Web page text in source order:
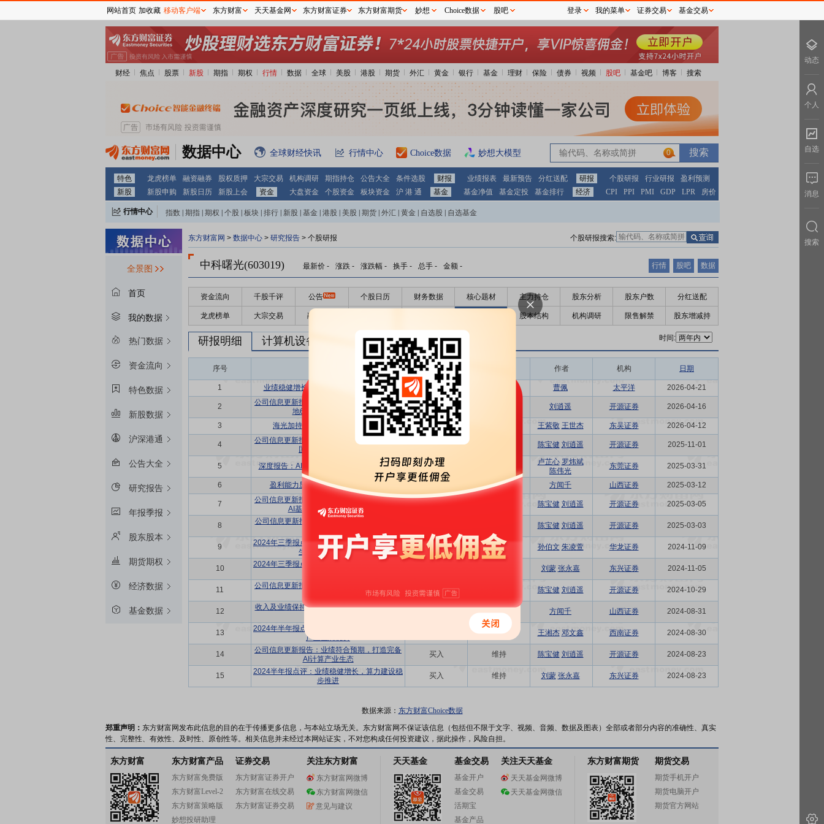
财经 焦点 股票 新股 期指 期权 行情 数据 全球 美股 港股 期货 外汇 黄金 银行 基金 理财 保险 债券 视频 股吧 基金吧 博客 搜索
数据中心 全球财经快讯 行情中心 Choice数据 妙想大模型 0
特色 龙虎榜单 融资融券 股权质押 大宗交易 机构调研 期指持仓 公告大全 条件选股 财报 业绩报表 最新预告 分红送配 研报 个股研报 行业研报
盈利预测
新股
新股申购 新股日历 新股上会 资金 大盘资金 个股资金 板块资金 沪 港 通 基金 基金净值 基金定投 基金排行 经济 CPI PPI PMI GDP LPR 房价
行情中心 指数 期指 期权 个股 板块 排行 新股 基金 港股 美股 期货 外汇 黄金 自选股 自选基金
全景图
首页
我的数据
热门数据
资金流向
特色数据
新股数据
沪深港通
公告大全
研究报告
年报季报
股东股本
期货期权
经济数据
基金数据
东方财富网 > 数据中心 > 研究报告 > 个股研报 个股研报搜索:
中科曙光(603019) 最新价 - 涨跌 - 涨跌幅 - 换手 - 总手 - 金额 - 行情 股吧 数据
资金流向 千股千评 公告 个股日历 财务数据 核心题材 主力持仓 股东分析 股东户数 分红送配
龙虎榜单 大宗交易 融资融券 股本结构 机构调研 限售解禁 股东增减持
时间:
研报明细 计算机设备研报 计算机设备盈利预测
序号
东财
评级
作者 机构 日期
1 业绩稳健增长，落地全国首个6万卡集群 买入 曹佩 太平洋 2026-04-21
2
公司信息更新报告：扣非净利润高增，成功落
地6万卡AI4S计算集群
买入 刘逍遥 开源证券 2026-04-16
3 海光加持赋能，乘算力国产化东风 买入 王紫敬 王世杰 东吴证券 2026-04-12
4
公司信息更新报告：业绩符合预期，积极推进
国产算力生态建设
买入 陈宝健 刘逍遥 开源证券 2025-11-01
5 深度报告：AI时代，持续深化国产智算生态 买入 卢芷心 罗炜斌
陈伟光
东莞证券 2025-03-31
6 盈利能力显著提升，AI生态布局加速 维持 方闻千 山西证券 2025-03-12
7
公司信息更新报告：经营效率显著提升，国产
AI基础设施领军地位稳固
买入 陈宝健 刘逍遥 开源证券 2025-03-05
8
公司信息更新报告：国产AI基础设施领军，经
陈宝健 刘逍遥 开源证券 2025-03-03
9
2024年三季报点评报告：业绩稳定增长，计算
生态布局优势凸显
增持 维持 孙伯文 朱凌萱 华龙证券 2024-11-09
10
2024年三季报点评：业绩符合预期，国产算力
刘蒙 张永嘉 东兴证券 2024-11-05
11
公司信息更新报告：业绩稳定增长，高端计算
买入 陈宝健 刘逍遥 开源证券 2024-10-29
12
收入及业绩保持稳健增长，持续构建AI软件生
首次 方闻千 山西证券 2024-08-31
13
2024年半年报点评：业绩稳健增长，强化计算
产业生态优势
维持 王湘杰 邓文鑫 西南证券 2024-08-30
14
公司信息更新报告：业绩符合预期，打造完备
AI计算产业生态
买入 维持 陈宝健 刘逍遥 开源证券 2024-08-23
15
2024半年报点评：业绩稳健增长，算力建设稳
步推进
买入 维持 刘蒙 张永嘉 东兴证券 2024-08-23
数据来源： 东方财富Choice数据
郑重声明： 东方财富网发布此信息的目的在于传播更多信息，与本站立场无关。东方财富网不保证该信息（包括但不限于文字、视频、音频、数据及图表）全部或者部分内容的准确性、真实
性、完整性、有效性、及时性、原创性等。相关信息并未经过本网站证实，不对您构成任何投资建议，据此操作，风险自担。
东方财富 东方财富产品
东方财富免费版
东方财富Level-2
东方财富策略版
妙想投研助理
证券交易
东方财富证券开户
东方财富在线交易
东方财富证券交易
关注东方财富
东方财富网微博
东方财富网微信
意见与建议
天天基金 基金交易
基金开户
基金交易
活期宝
基金产品
关注天天基金
天天基金网微博
天天基金网微信
东方财富期货 期货交易
期货手机开户
期货电脑开户
期货官方网站
网站首页 加收藏 移动客户端 东方财富 天天基金网 东方财富证券 东方财富期货 妙想 Choice数据 股吧 登录 我的菜单 证券交易 基金交易
动态
个人
自选
消息
搜索